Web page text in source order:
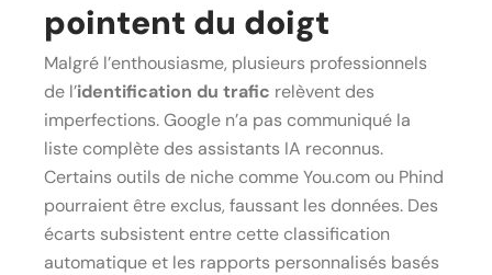
pointent du doigt
Malgré l’enthousiasme, plusieurs professionnels
de l’identification du trafic relèvent des
imperfections. Google n’a pas communiqué la
liste complète des assistants IA reconnus.
Certains outils de niche comme You.com ou Phind
pourraient être exclus, faussant les données. Des
écarts subsistent entre cette classification
automatique et les rapports personnalisés basés